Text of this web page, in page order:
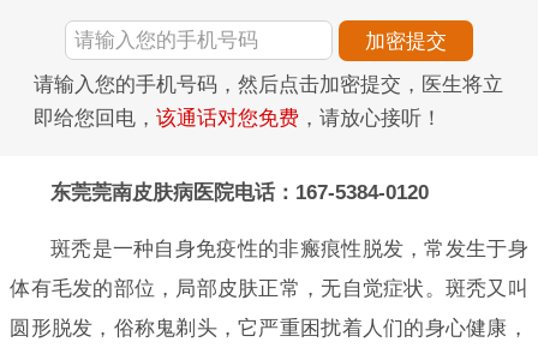
请输入您的手机号码，然后点击加密提交，医生将立
即给您回电， 该通话对您免费 ，请放心接听！
东莞莞南皮肤病医院电话：167-5384-0120
斑秃是一种自身免疫性的非瘢痕性脱发，常发生于身
体有毛发的部位，局部皮肤正常，无自觉症状。斑秃又叫
圆形脱发，俗称鬼剃头，它严重困扰着人们的身心健康，